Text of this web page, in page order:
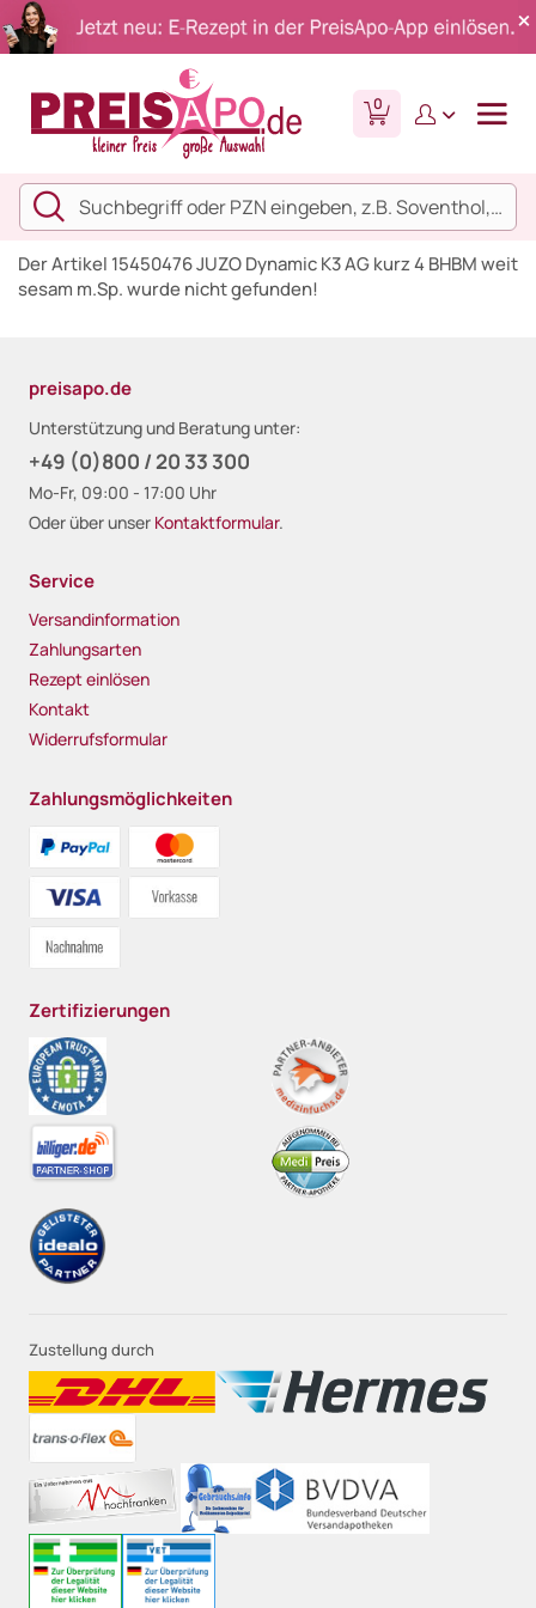
0
Der Artikel 15450476 JUZO Dynamic K3 AG kurz 4 BHBM weit
sesam m.Sp. wurde nicht gefunden!
preisapo.de
Unterstützung und Beratung unter:
+49 (0)800 / 20 33 300
Mo-Fr, 09:00 - 17:00 Uhr
Oder über unser Kontaktformular.
Service
Versandinformation
Zahlungsarten
Rezept einlösen
Kontakt
Widerrufsformular
Zahlungsmöglichkeiten
Zertifizierungen
Zustellung durch